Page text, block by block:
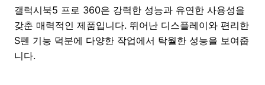
갤럭시북5 프로 360은 강력한 성능과 유연한 사용성을
갖춘 매력적인 제품입니다. 뛰어난 디스플레이와 편리한
S펜 기능 덕분에 다양한 작업에서 탁월한 성능을 보여줍
니다.